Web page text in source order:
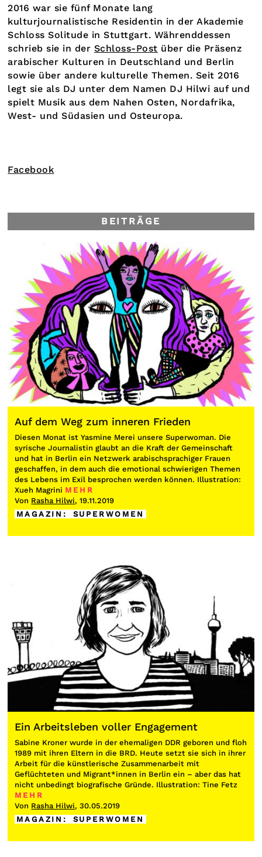
2016 war sie fünf Monate lang
kulturjournalistische Residentin in der Akademie
Schloss Solitude in Stuttgart. Währenddessen
schrieb sie in der Schloss-Post über die Präsenz
arabischer Kulturen in Deutschland und Berlin
sowie über andere kulturelle Themen. Seit 2016
legt sie als DJ unter dem Namen DJ Hilwi auf und
spielt Musik aus dem Nahen Osten, Nordafrika,
West- und Südasien und Osteuropa.
Facebook
BEITRÄGE
Auf dem Weg zum inneren Frieden
Diesen Monat ist Yasmine Merei unsere Superwoman. Die
syrische Journalistin glaubt an die Kraft der Gemeinschaft
und hat in Berlin ein Netzwerk arabischsprachiger Frauen
geschaffen, in dem auch die emotional schwierigen Themen
des Lebens im Exil besprochen werden können. Illustration:
Xueh Magrini MEHR
Von Rasha Hilwi, 19.11.2019
MAGAZIN : SUPERWOMEN
Ein Arbeitsleben voller Engagement
Sabine Kroner wurde in der ehemaligen DDR geboren und floh
1989 mit ihren Eltern in die BRD. Heute setzt sie sich in ihrer
Arbeit für die künstlerische Zusammenarbeit mit
Geflüchteten und Migrant*innen in Berlin ein – aber das hat
nicht unbedingt biografische Gründe. Illustration: Tine Fetz
MEHR
Von Rasha Hilwi, 30.05.2019
MAGAZIN : SUPERWOMEN